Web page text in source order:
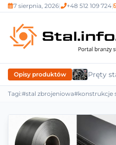
7 sierpnia, 2026| +48 512 109 724|
Opisy produktów Pręty
Tagi:#stal zbrojeniowa#konstrukcje